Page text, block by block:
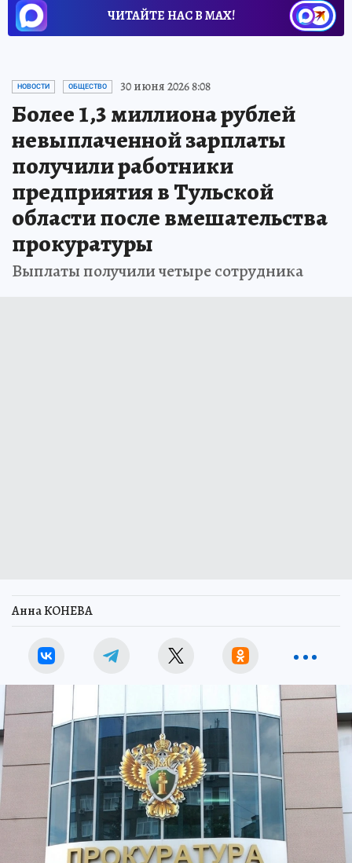
ЧИТАЙТЕ НАС В МАХ!
НОВОСТИ ОБЩЕСТВО 30 июня 2026 8:08
Более 1,3 миллиона рублей
невыплаченной зарплаты
получили работники
предприятия в Тульской
области после вмешательства
прокуратуры
Выплаты получили четыре сотрудника
Анна КОНЕВА